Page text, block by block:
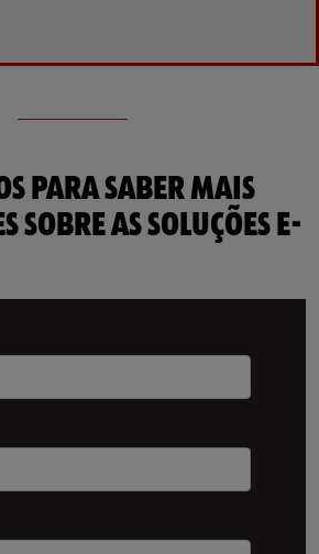
PARA SABER MAIS
SOBRE AS SOLUÇÕES E-